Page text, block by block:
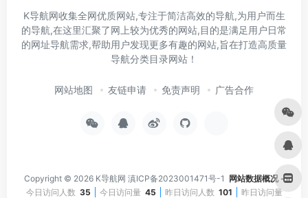
K导航网收集全网优质网站,专注于简洁高效的导航,为用户而生
的导航,在这里汇聚了网上较为优秀的网站,目的是满足用户日常
的网址导航需求,帮助用户发现更多有趣的网站,旨在打造高质量
导航分类目录网站！
网站地图 友链申请 免责声明 广告合作
Copyright © 2026 K导航网 滇ICP备2023001471号-1 网站数据概况 -
今日访问人数 35 今日访问量 45 昨日访问人数 101 昨日访问量